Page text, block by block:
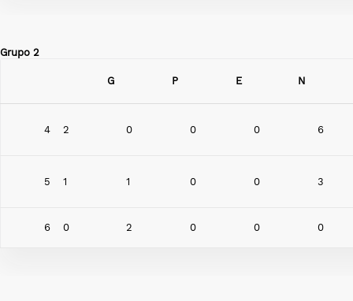
Grupo 2
G P E N
4 2 0 0 0 6
5 1 1 0 0 3
6 0 2 0 0 0